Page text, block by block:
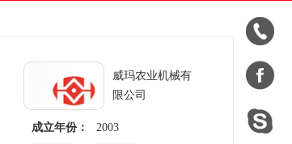



威玛农业机械有
限公司
成立年份： 2003